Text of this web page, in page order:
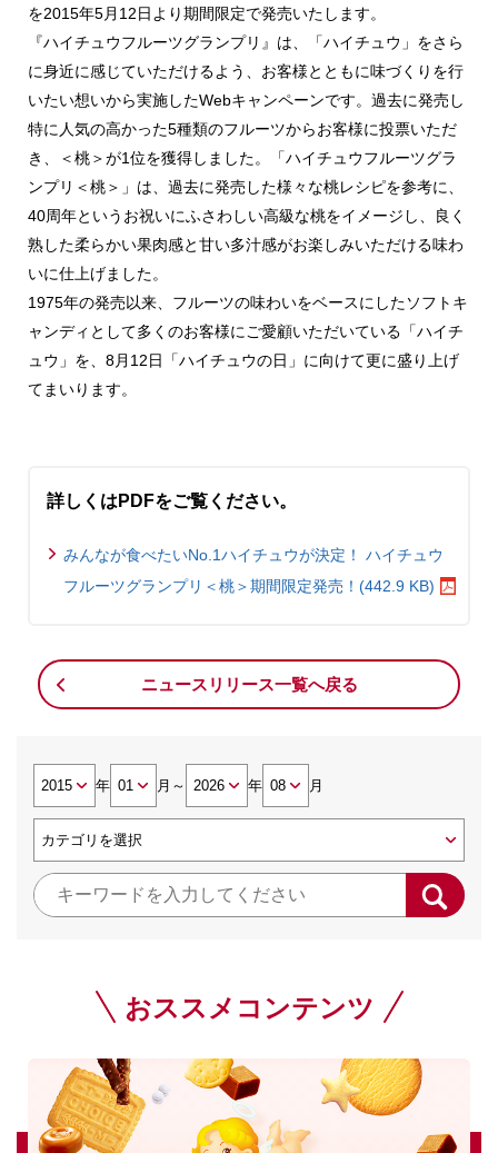
を2015年5月12日より期間限定で発売いたします。
『ハイチュウフルーツグランプリ』は、「ハイチュウ」をさら
に身近に感じていただけるよう、お客様とともに味づくりを行
いたい想いから実施したWebキャンペーンです。過去に発売し
特に人気の高かった5種類のフルーツからお客様に投票いただ
き、＜桃＞が1位を獲得しました。「ハイチュウフルーツグラ
ンプリ＜桃＞」は、過去に発売した様々な桃レシピを参考に、
40周年というお祝いにふさわしい高級な桃をイメージし、良く
熟した柔らかい果肉感と甘い多汁感がお楽しみいただける味わ
いに仕上げました。
1975年の発売以来、フルーツの味わいをベースにしたソフトキ
ャンディとして多くのお客様にご愛顧いただいている「ハイチ
ュウ」を、8月12日「ハイチュウの日」に向けて更に盛り上げ
てまいります。
詳しくはPDFをご覧ください。
みんなが食べたいNo.1ハイチュウが決定！ ハイチュウ
フルーツグランプリ＜桃＞期間限定発売！(442.9 KB)
ニュースリリース一覧へ戻る
年 月 ～ 年 月
おススメコンテンツ